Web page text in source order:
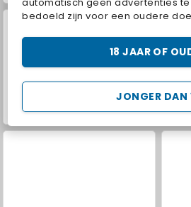
bedoeld zijn voor een oudere
JONGER DAN
18 JAAR OF
VegaMix Da Vinci Puzzles